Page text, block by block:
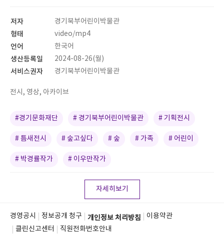
저자 경기북부어린이박물관
형태 video/mp4
언어 한국어
생산등록일 2024-08-26(월)
서비스권자 경기북부어린이박물관
전시, 영상, 아카이브
#경기문화재단 # 경기북부어린이박물관 # 기획전시
# 틈새전시 # 숲고싶다 # 숲 # 가족 # 어린이
# 박경률작가 # 이우만작가
자세히보기
경영공시 정보공개 청구 개인정보 처리방침
이용약관
클린신고센터
직원전화번호안내